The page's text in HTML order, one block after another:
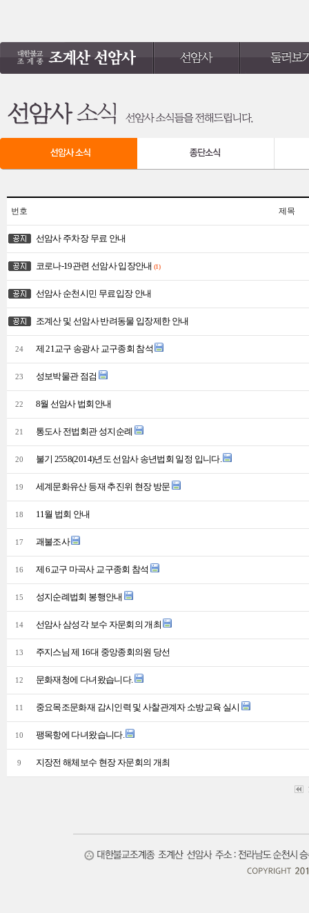
번호 제목
선암사 주차장 무료 안내
코로나-19관련 선암사 입장안내 (1)
선암사 순천시민 무료입장 안내
조계산 및 선암사 반려동물 입장제한 안내
24 제 21교구 송광사 교구종회 참석
23 성보박물관 점검
22 8월 선암사 법회안내
21 통도사 전법회관 성지순례
20 불기 2558(2014)년도 선암사 송년법회 일정 입니다.
19 세계문화유산 등재 추진위 현장 방문
18 11월 법회 안내
17 괘불조사
16 제 6교구 마곡사 교구종회 참석
15 성지순례법회 봉행안내
14 선암사 삼성각 보수 자문회의 개최
13 주지스님 제 16대 중앙종회의원 당선
12 문화재청에 다녀왔습니다.
11 중요목조문화재 감시인력 및 사찰관계자 소방교육 실시
10 팽목항에 다녀왔습니다.
9 지장전 해체보수 현장 자문회의 개최